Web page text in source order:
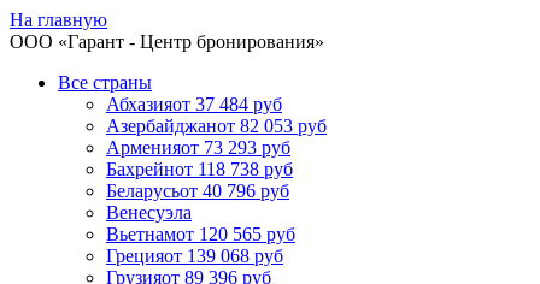
На главную
ООО «Гарант - Центр бронирования»
Все страны
Абхазияот 37 484 руб
Азербайджанот 82 053 руб
Арменияот 73 293 руб
Бахрейнот 118 738 руб
Беларусьот 40 796 руб
Венесуэла
Вьетнамот 120 565 руб
Грецияот 139 068 руб
Грузияот 89 396 руб